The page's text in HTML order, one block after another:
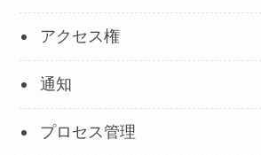
アクセス権
通知
プロセス管理